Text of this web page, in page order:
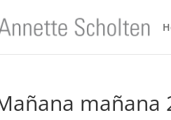
mañana